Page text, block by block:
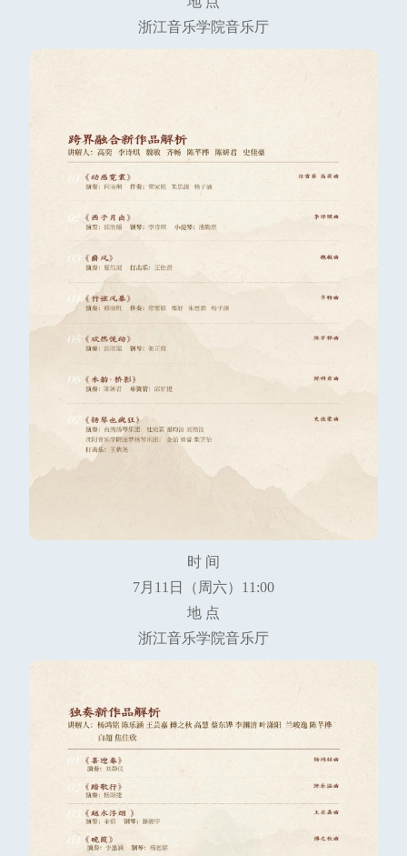
浙江音乐学院音乐厅
时 间
7月11日（周六）11:00
地 点
浙江音乐学院音乐厅